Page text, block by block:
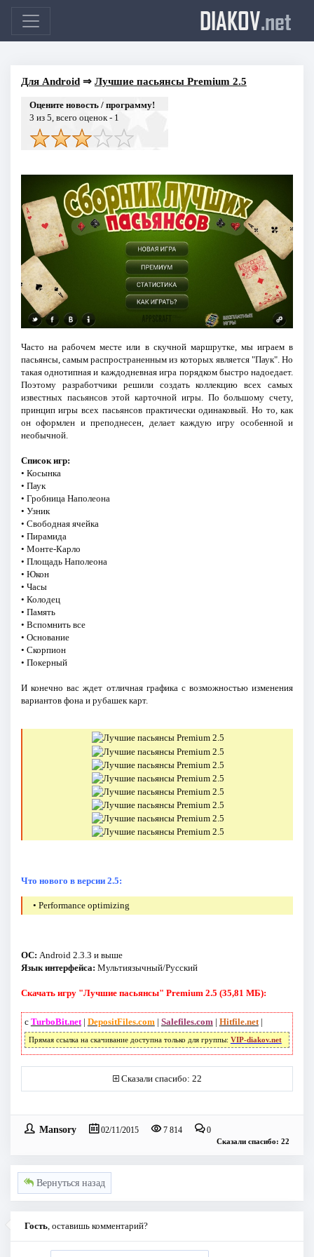
DIAKOV.net
Для Android⇒ Лучшие пасьянсы Premium 2.5
Оцените новость / программу!
3 из 5, всего оценок - 1
Часто на рабочем месте или в скучной маршрутке, мы играем в
пасьянсы, самым распространенным из которых является "Паук". Но
такая однотипная и каждодневная игра порядком быстро надоедает.
Поэтому разработчики решили создать коллекцию всех самых
известных пасьянсов этой карточной игры. По большому счету,
принцип игры всех пасьянсов практически одинаковый. Но то, как
он оформлен и преподнесен, делает каждую игру особенной и
необычной.
Список игр:
• Косынка
• Паук
• Гробница Наполеона
• Узник
• Свободная ячейка
• Пирамида
• Монте-Карло
• Площадь Наполеона
• Юкон
• Часы
• Колодец
• Память
• Вспомнить все
• Основание
• Скорпион
• Покерный
И конечно вас ждет отличная графика с возможностью изменения
вариантов фона и рубашек карт.
Что нового в версии 2.5:
• Performance optimizing
ОС: Android 2.3.3 и выше
Язык интерфейса: Мультиязычный/Русский
Скачать игру "Лучшие пасьянсы" Premium 2.5 (35,81 МБ):
с TurboBit.net| DepositFiles.com| Salefiles.com| Hitfile.net|
Прямая ссылка на скачивание доступна только для группы: VIP-diakov.net
Сказали спасибо: 22
Mansory 02/11/2015 7 814 0
Сказали спасибо: 22
Вернуться назад
Гость, оставишь комментарий?